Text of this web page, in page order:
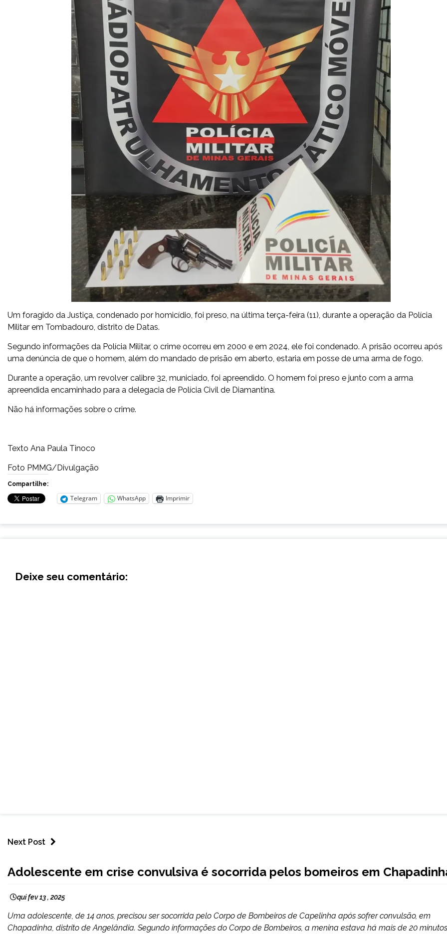
Um foragido da Justiça, condenado por homicídio, foi preso, na última terça-feira (11), durante a operação da Polícia
Militar em Tombadouro, distrito de Datas.
Segundo informações da Polícia Militar, o crime ocorreu em 2000 e em 2024, ele foi condenado. A prisão ocorreu após
uma denúncia de que o homem, além do mandado de prisão em aberto, estaria em posse de uma arma de fogo.
Durante a operação, um revolver calibre 32, municiado, foi apreendido. O homem foi preso e junto com a arma
apreendida encaminhado para a delegacia de Polícia Civil de Diamantina.
Não há informações sobre o crime.
Texto Ana Paula Tinoco
Foto PMMG/Divulgação
Compartilhe:
Telegram WhatsApp Imprimir
Deixe seu comentário:
Next Post
Adolescente em crise convulsiva é socorrida pelos bomeiros em
qui fev 13 , 2025
Uma adolescente, de 14 anos, precisou ser socorrida pelo Corpo de Bombeiros de Capelinha após sofrer convulsão, em
Chapadinha, distrito de Angelândia. Segundo informações do Corpo de Bombeiros, a menina estava há mais de 20 minutos